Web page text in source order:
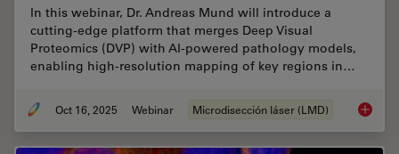
In this webinar, Dr. Andreas Mund will introduce a
cutting-edge platform that merges Deep Visual
Proteomics (DVP) with AI-powered pathology models,
enabling high-resolution mapping of key regions in…
Oct 16, 2025 Webinar Microdisección láser (LMD) AI